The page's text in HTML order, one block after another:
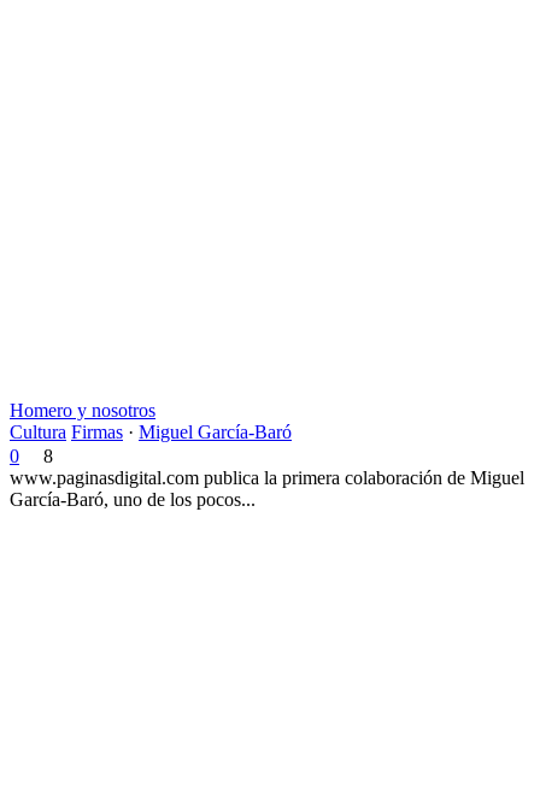
Homero y nosotros
Cultura Firmas · Miguel García-Baró
0
8
www.paginasdigital.com publica la primera colaboración de Miguel
García-Baró, uno de los pocos...